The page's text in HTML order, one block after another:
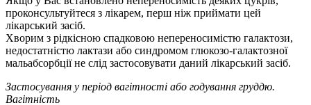
проконсультуйтеся з лікарем, перш ніж приймати цей
лікарський засіб.
Хворим з рідкісною спадковою непереносимістю галактози,
недостатністю лактази або синдромом глюкозо-галактозної
мальабсорбції не слід застосовувати даний лікарський засіб.
Застосування у період вагітності або годування груддю.
Вагітність